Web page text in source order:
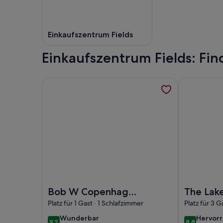
Einkaufszentrum Fields
Einkaufszentrum Fields:
Bob W Copenhagen
Østerbro
Platz für 1 Gast · 1 Schlafzimmer
Wunderbar
wunderbar
The
Platz für 3